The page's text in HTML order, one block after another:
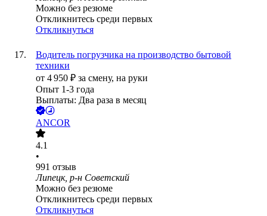
Можно без резюме
Откликнитесь среди первых
Откликнуться
Водитель погрузчика на производство бытовой
техники
от 4 950 ₽ за смену, на руки
Опыт 1-3 года
Выплаты: Два раза в месяц
ANCOR
4.1
•
991 отзыв
Липецк, р-н Советский
Можно без резюме
Откликнитесь среди первых
Откликнуться